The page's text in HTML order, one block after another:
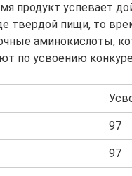
продукт успевает
твердой пищи, то
аминокислоты,
по усвоению
97
97